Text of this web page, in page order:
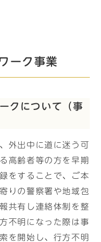
ーク事業
クについて（事
外出中に道に迷う可
高齢者等の方を早期
をすることで、ご本
りの警察署や地域包
共有し連絡体制を整
不明になった際は事
を開始し、行方不明